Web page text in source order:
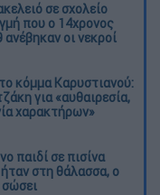
σε σχολείο
που ο 14χρονος
οι νεκροί
κόμμα Καρυστιανού:
για «αυθαιρεσία,
χαρακτήρων»
παιδί σε πισίνα
στη θάλασσα, ο